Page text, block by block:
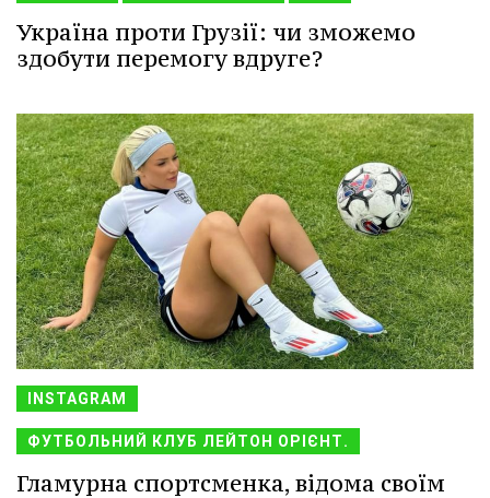
Україна проти Грузії: чи зможемо
здобути перемогу вдруге?
INSTAGRAM
ФУТБОЛЬНИЙ КЛУБ ЛЕЙТОН ОРІЄНТ.
Гламурна спортсменка, відома своїм